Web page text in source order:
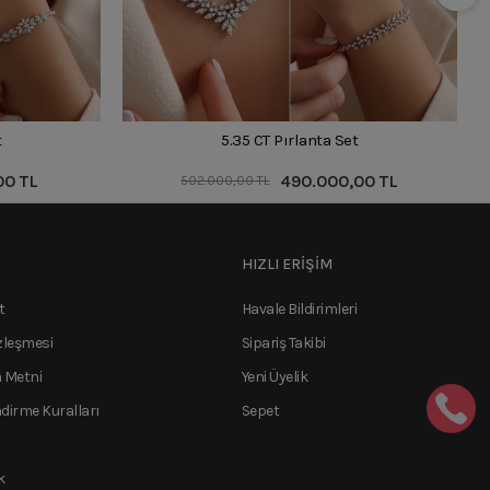
TL
5.35 CT Pırlanta Set
502.000,00 TL 490.000,00 TL
Metni
Kuralları
HIZLI ERİŞİM
Havale Bildirimleri
Sipariş Takibi
Yeni Üyelik
Sepet